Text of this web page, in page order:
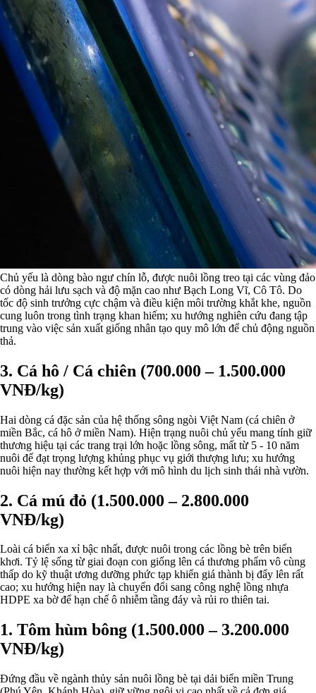
Chủ yếu là dòng bào ngư chín lỗ, được nuôi lồng treo tại các vùng đảo
có dòng hải lưu sạch và độ mặn cao như Bạch Long Vĩ, Cô Tô. Do
tốc độ sinh trưởng cực chậm và điều kiện môi trường khắt khe, nguồn
cung luôn trong tình trạng khan hiếm; xu hướng nghiên cứu đang tập
trung vào việc sản xuất giống nhân tạo quy mô lớn để chủ động nguồn
thả.
3. Cá hô / Cá chiên (700.000 – 1.500.000
VNĐ/kg)
Hai dòng cá đặc sản của hệ thống sông ngòi Việt Nam (cá chiên ở
miền Bắc, cá hô ở miền Nam). Hiện trạng nuôi chủ yếu mang tính giữ
thương hiệu tại các trang trại lớn hoặc lồng sông, mất từ 5 - 10 năm
nuôi để đạt trọng lượng khủng phục vụ giới thượng lưu; xu hướng
nuôi hiện nay thường kết hợp với mô hình du lịch sinh thái nhà vườn.
2. Cá mú đỏ (1.500.000 – 2.800.000
VNĐ/kg)
Loài cá biển xa xỉ bậc nhất, được nuôi trong các lồng bè trên biển
khơi. Tỷ lệ sống từ giai đoạn con giống lên cá thương phẩm vô cùng
thấp do kỹ thuật ương dưỡng phức tạp khiến giá thành bị đẩy lên rất
cao; xu hướng hiện nay là chuyển đổi sang công nghệ lồng nhựa
HDPE xa bờ để hạn chế ô nhiễm tầng đáy và rủi ro thiên tai.
1. Tôm hùm bông (1.500.000 – 3.200.000
VNĐ/kg)
Đứng đầu về ngành thủy sản nuôi lồng bè tại dải biển miền Trung